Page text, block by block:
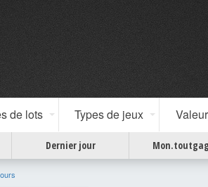
de lots Types de jeux
Dernier jour